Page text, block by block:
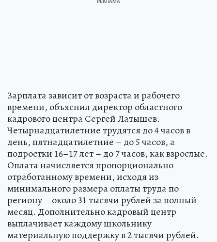
Зарплата зависит от возраста и рабочего
времени, объяснил директор областного
кадрового центра Сергей Латышев.
Четырнадцатилетние трудятся до 4 часов в
день, пятнадцатилетние – до 5 часов, а
подростки 16–17 лет – до 7 часов, как взрослые.
Оплата начисляется пропорционально
отработанному времени, исходя из
минимального размера оплаты труда по
региону – около 31 тысячи рублей за полный
месяц. Дополнительно кадровый центр
выплачивает каждому школьнику
материальную поддержку в 2 тысячи рублей.